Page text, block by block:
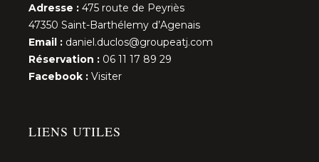
Adresse : 475 route de Peyriès
47350 Saint-Barthélemy d’Agenais
Email : daniel.duclos@groupeatj.com
Réservation : 06 11 17 89 29
Facebook : Visiter
LIENS UTILES